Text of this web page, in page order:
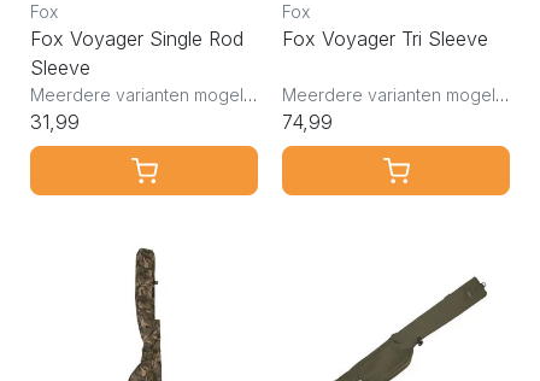
Fox
Fox Voyager Single Rod
Sleeve
Meerdere varianten mogelijk
31,99
Fox
Fox Voyager Tri Sleeve
Meerdere varianten mogelijk
74,99